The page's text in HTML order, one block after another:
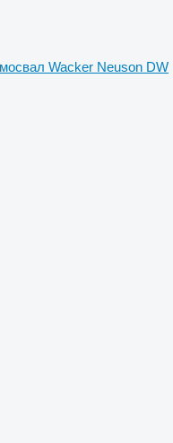
Wacker Neuson DW